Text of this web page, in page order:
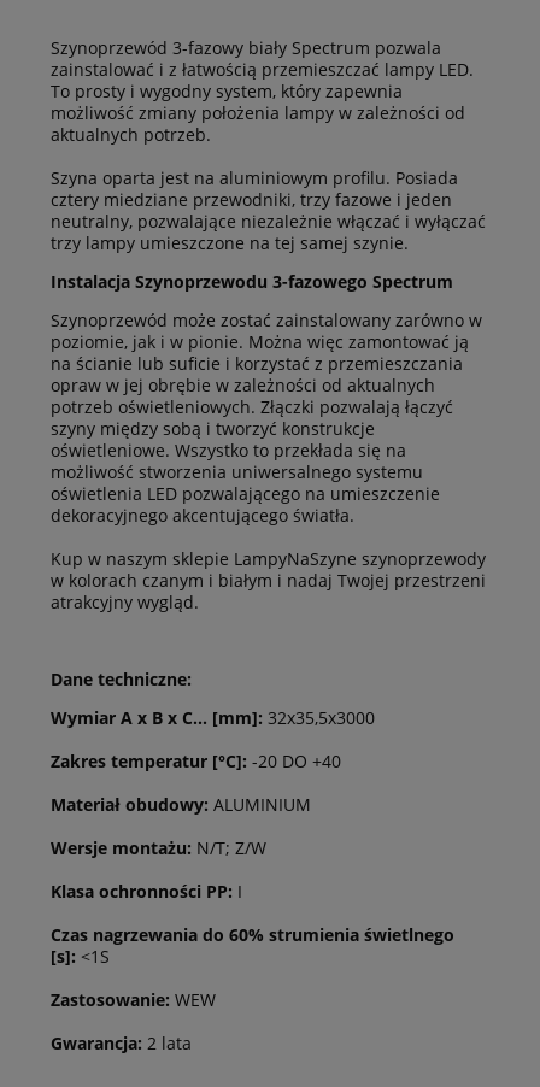
Szynoprzewód 3-fazowy biały Spectrum pozwala
zainstalować i z łatwością przemieszczać lampy LED.
To prosty i wygodny system, który zapewnia
możliwość zmiany położenia lampy w zależności od
aktualnych potrzeb.
Szyna oparta jest na aluminiowym profilu. Posiada
cztery miedziane przewodniki, trzy fazowe i jeden
neutralny, pozwalające niezależnie włączać i wyłączać
trzy lampy umieszczone na tej samej szynie.
Instalacja Szynoprzewodu 3-fazowego Spectrum
Szynoprzewód może zostać zainstalowany zarówno w
poziomie, jak i w pionie. Można więc zamontować ją
na ścianie lub suficie i korzystać z przemieszczania
opraw w jej obrębie w zależności od aktualnych
potrzeb oświetleniowych. Złączki pozwalają łączyć
szyny między sobą i tworzyć konstrukcje
oświetleniowe. Wszystko to przekłada się na
możliwość stworzenia uniwersalnego systemu
oświetlenia LED pozwalającego na umieszczenie
dekoracyjnego akcentującego światła.
Kup w naszym sklepie LampyNaSzyne szynoprzewody
w kolorach czanym i białym i nadaj Twojej przestrzeni
atrakcyjny wygląd.
Dane techniczne:
Wymiar A x B x C... [mm]: 32x35,5x3000
Zakres temperatur [°C]: -20 DO +40
Materiał obudowy: ALUMINIUM
Wersje montażu: N/T; Z/W
Klasa ochronności PP: I
Czas nagrzewania do 60% strumienia świetlnego
[s]: <1S
Zastosowanie: WEW
Gwarancja: 2 lata